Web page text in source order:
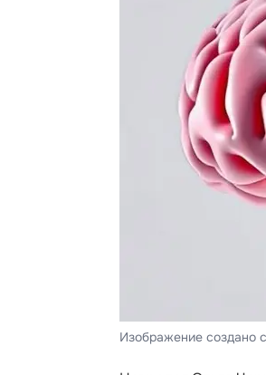
Изображение создано